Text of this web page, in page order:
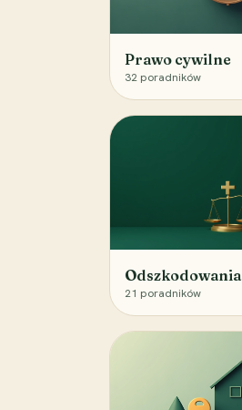
Prawo cywilne
32 poradników
Odszkodowania
21 poradników